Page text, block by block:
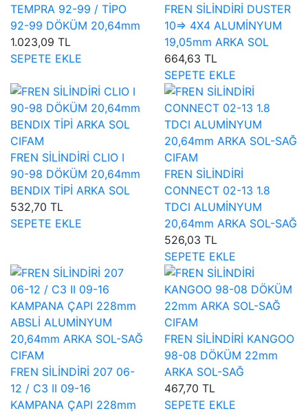
TEMPRA 92-99 / TİPO
92-99 DÖKÜM 20,64mm
1.023,09 TL
SEPETE EKLE
FREN SİLİNDİRİ DUSTER
10=> 4X4 ALUMİNYUM
19,05mm ARKA SOL
664,63 TL
SEPETE EKLE
CIFAM
FREN SİLİNDİRİ CLIO I
90-98 DÖKÜM 20,64mm
BENDIX TİPİ ARKA SOL
532,70 TL
SEPETE EKLE
CIFAM
FREN SİLİNDİRİ
CONNECT 02-13 1.8
TDCI ALUMİNYUM
20,64mm ARKA SOL-SAĞ
526,03 TL
SEPETE EKLE
CIFAM
FREN SİLİNDİRİ 207 06-
12 / C3 II 09-16
KAMPANA ÇAPI 228mm
CIFAM
FREN SİLİNDİRİ KANGOO
98-08 DÖKÜM 22mm
ARKA SOL-SAĞ
467,70 TL
SEPETE EKLE